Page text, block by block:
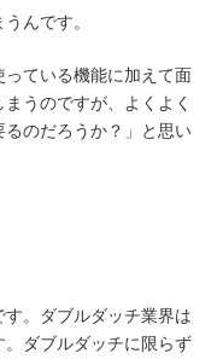
んです。
ている機能に加えて面
うのですが、よくよく
のだろうか？」と思い
。ダブルダッチ業界は
。ダブルダッチに限らず